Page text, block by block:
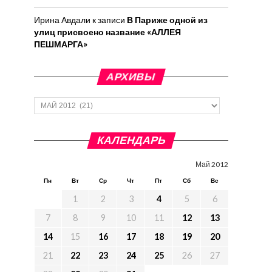
Ирина Авдали к записи В Париже одной из
улиц присвоено название «АЛЛЕЯ
ПЕШМАРГА»
АРХИВЫ
Архивы
КАЛЕНДАРЬ
Май 2012
Пн Вт Ср Чт Пт Сб Вс
1 2 3 4 5
6
7
8 9 10 11 12
13
14
15 16 17 18 19
20
21
22 23 24 25 26
27